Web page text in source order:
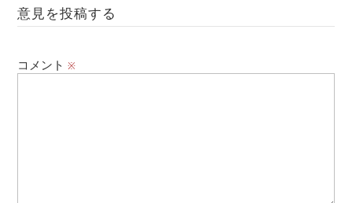
意見を投稿する
コメント※